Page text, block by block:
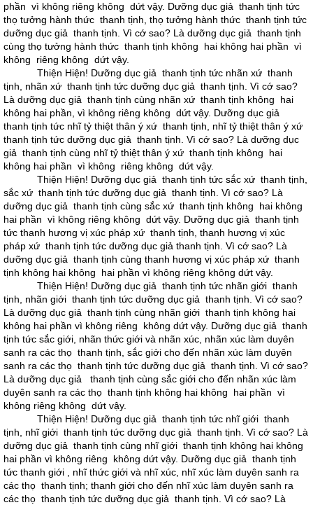
phần vì không riêng không dứt vậy. Dưỡng dục giả thanh tịnh tức
thọ tưởng hành thức thanh tịnh, thọ tưởng hành thức thanh tịnh tức
dưỡng dục giả thanh tịnh. Vì cớ sao? Là dưỡng dục giả thanh tịnh
cùng thọ tưởng hành thức thanh tịnh không hai không hai phần vì
không riêng không dứt vậy.
Thiện Hiện! Dưỡng dục giả thanh tịnh tức nhãn xứ thanh
tịnh, nhãn xứ thanh tịnh tức dưỡng dục giả thanh tịnh. Vì cớ sao?
Là dưỡng dục giả thanh tịnh cùng nhãn xứ thanh tịnh không hai
không hai phần, vì không riêng không dứt vậy. Dưỡng dục giả
thanh tịnh tức nhĩ tỷ thiệt thân ý xứ thanh tịnh, nhĩ tỷ thiệt thân ý xứ
thanh tịnh tức dưỡng dục giả thanh tịnh. Vì cớ sao? Là dưỡng dục
giả thanh tịnh cùng nhĩ tỷ thiệt thân ý xứ thanh tịnh không hai
không hai phần vì không riêng không dứt vậy.
Thiện Hiện! Dưỡng dục giả thanh tịnh tức sắc xứ thanh tịnh,
sắc xứ thanh tịnh tức dưỡng dục giả thanh tịnh. Vì cớ sao? Là
dưỡng dục giả thanh tịnh cùng sắc xứ thanh tịnh không hai không
hai phần vì không riêng không dứt vậy. Dưỡng dục giả thanh tịnh
tức thanh hương vị xúc pháp xứ thanh tịnh, thanh hương vị xúc
pháp xứ thanh tịnh tức dưỡng dục giả thanh tịnh. Vì cớ sao? Là
dưỡng dục giả thanh tịnh cùng thanh hương vị xúc pháp xứ thanh
tịnh không hai không hai phần vì không riêng không dứt vậy.
Thiện Hiện! Dưỡng dục giả thanh tịnh tức nhãn giới thanh
tịnh, nhãn giới thanh tịnh tức dưỡng dục giả thanh tịnh. Vì cớ sao?
Là dưỡng dục giả thanh tịnh cùng nhãn giới thanh tịnh không hai
không hai phần vì không riêng không dứt vậy. Dưỡng dục giả thanh
tịnh tức sắc giới, nhãn thức giới và nhãn xúc, nhãn xúc làm duyên
sanh ra các thọ thanh tịnh, sắc giới cho đến nhãn xúc làm duyên
sanh ra các thọ thanh tịnh tức dưỡng dục giả thanh tịnh. Vì cớ sao?
Là dưỡng dục giả thanh tịnh cùng sắc giới cho đến nhãn xúc làm
duyên sanh ra các thọ thanh tịnh không hai không hai phần vì
không riêng không dứt vậy.
Thiện Hiện! Dưỡng dục giả thanh tịnh tức nhĩ giới thanh
tịnh, nhĩ giới thanh tịnh tức dưỡng dục giả thanh tịnh. Vì cớ sao? Là
dưỡng dục giả thanh tịnh cùng nhĩ giới thanh tịnh không hai không
hai phần vì không riêng không dứt vậy. Dưỡng dục giả thanh tịnh
tức thanh giới , nhĩ thức giới và nhĩ xúc, nhĩ xúc làm duyên sanh ra
các thọ thanh tịnh; thanh giới cho đến nhĩ xúc làm duyên sanh ra
các thọ thanh tịnh tức dưỡng dục giả thanh tịnh. Vì cớ sao? Là